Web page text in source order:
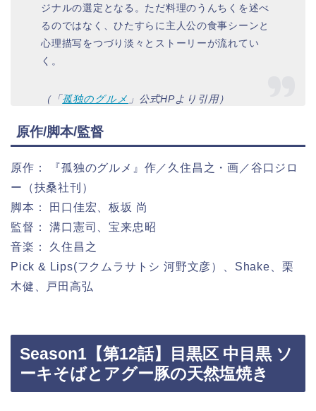
ジナルの選定となる。ただ料理のうんちくを述べ
るのではなく、ひたすらに主人公の食事シーンと
心理描写をつづり淡々とストーリーが流れてい
く。
（「 孤独のグルメ 」公式HPより引用）
原作/脚本/監督
原作： 『孤独のグルメ』作／久住昌之・画／谷口ジロ
ー（扶桑社刊）
脚本： 田口佳宏、板坂 尚
監督： 溝口憲司、宝来忠昭
音楽： 久住昌之
Pick & Lips(フクムラサトシ 河野文彦）、Shake、栗
木健、戸田高弘
Season1【第12話】目黒区 中目黒 ソ
ーキそばとアグー豚の天然塩焼き